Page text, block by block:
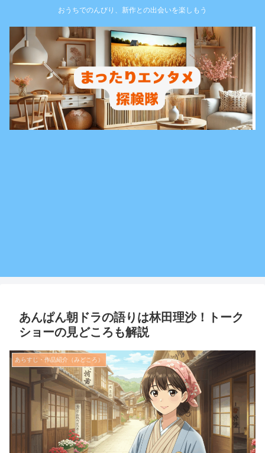
おうちでのんびり、新作との出会いを楽しもう
あんぱん朝ドラの語りは林田理沙！トーク
ショーの見どころも解説
あらすじ・作品紹介（みどころ）